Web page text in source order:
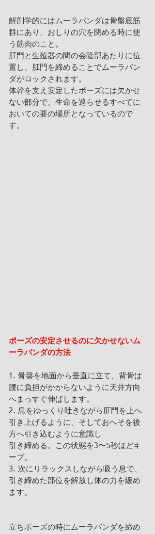
解剖学的にはムーラバンダは骨盤底筋
群にあり、おしりの穴を閉める時に使
う筋肉のこと。
肛門と生殖器の間の会陰部あたりに位
置し、肛門を締めることでムーラバン
ダがロックされます。
体幹を支え安定したポーズには欠かせ
ない部分で、生命を巡らせるすべてに
おいての要の場所となっているので
す。
ポーズの安定させるのに欠かせないム
ーラバンダの方法
1. 骨盤を地面から垂直に立て、背骨は
腰に負担がかからないように天井方向
へまっすぐ伸ばします。
2. 息をゆっくり吐きながら肛門を上へ
引き上げるように、そしておへそを後
方へ引き込むように意識し
引き締める。この状態を3〜5秒ほどキ
ープ。
3. 次にリラックスしながら吸う息で、
引き締めた部位を解放し体の力を緩め
ます。
立ちポーズの時にムーラバンダを締め